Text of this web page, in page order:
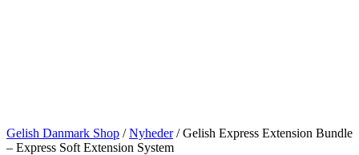
Gelish Danmark Shop /Nyheder/Gelish Express Extension Bundle
– Express Soft Extension System